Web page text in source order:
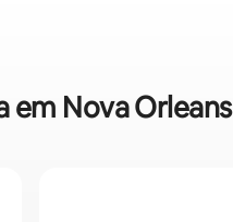
em Nova Orleans